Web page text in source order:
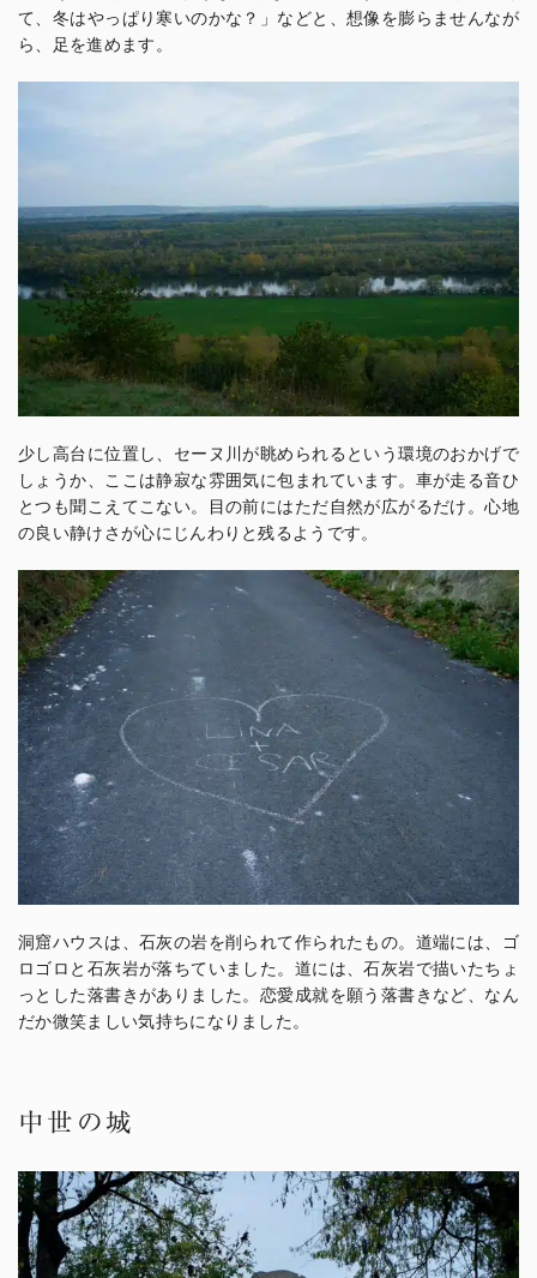
て、冬はやっぱり寒いのかな？」などと、想像を膨らませんなが
ら、足を進めます。
少し高台に位置し、セーヌ川が眺められるという環境のおかげで
しょうか、ここは静寂な雰囲気に包まれています。車が走る音ひ
とつも聞こえてこない。目の前にはただ自然が広がるだけ。心地
の良い静けさが心にじんわりと残るようです。
洞窟ハウスは、石灰の岩を削られて作られたもの。道端には、ゴ
ロゴロと石灰岩が落ちていました。道には、石灰岩で描いたちょ
っとした落書きがありました。恋愛成就を願う落書きなど、なん
だか微笑ましい気持ちになりました。
中世の城